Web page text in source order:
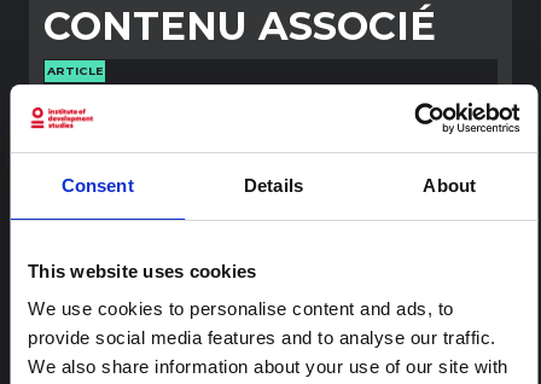
Consent Details About
This website uses cookies
We use cookies to personalise content and ads, to
provide social media features and to analyse our traffic.
We also share information about your use of our site with
CONTENU ASSOCIÉ
ARTICLE
Note contextuelle : Pratiques
funéraires en Ituri
pour l'Ituri ", un réseau informel principalement animé
la RDC. Cette note développe les…
HAL Sciences ouvertes
2026
ARTICLE